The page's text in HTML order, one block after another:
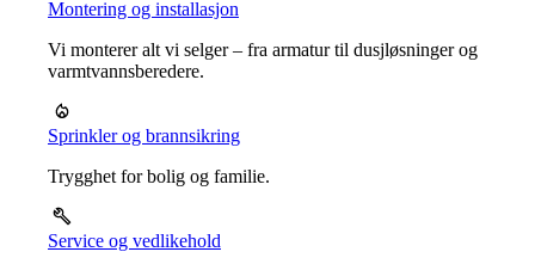
Montering og installasjon
Vi monterer alt vi selger – fra armatur til dusjløsninger og
varmtvannsberedere.
Sprinkler og brannsikring
Trygghet for bolig og familie.
Service og vedlikehold